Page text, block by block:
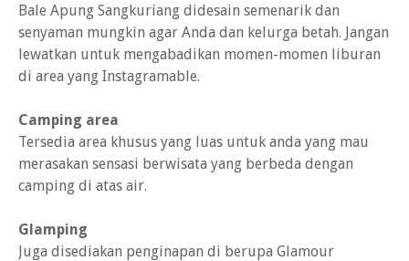
Bale Apung Sangkuriang didesain semenarik dan
senyaman mungkin agar Anda dan kelurga betah. Jangan
lewatkan untuk mengabadikan momen-momen liburan
di area yang Instagramable.
Camping area
Tersedia area khusus yang luas untuk anda yang mau
merasakan sensasi berwisata yang berbeda dengan
camping di atas air.
Glamping
Juga disediakan penginapan di berupa Glamour